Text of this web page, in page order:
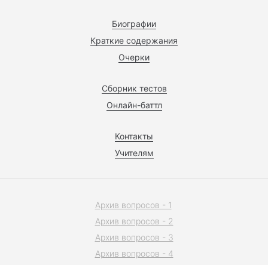
Биографии
Краткие содержания
Очерки
Сборник тестов
Онлайн-баттл
Контакты
Учителям
Архив вопросов - 1
Архив вопросов - 2
Архив вопросов - 3
Архив вопросов - 4